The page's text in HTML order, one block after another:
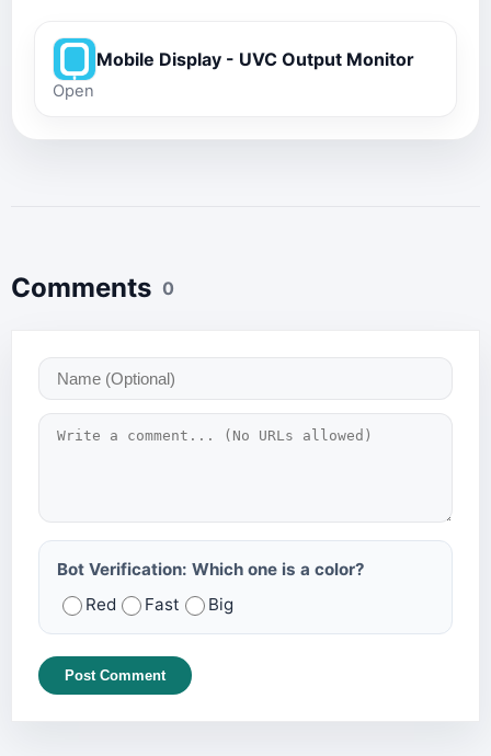
Mobile Display - UVC Output Monitor
Open
Comments 0
Bot Verification: Which one is a color?
Red
Fast Big
Post Comment